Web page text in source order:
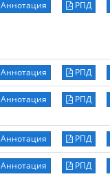
Аннотация РПД
Аннотация РПД
Аннотация РПД
Аннотация РПД
Аннотация РПД